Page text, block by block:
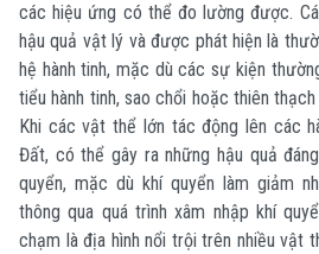
các hiệu ứng có thể đo lường được.
hậu quả vật lý và được phát hiện là
hệ hành tinh, mặc dù các sự kiện
tiểu hành tinh, sao chổi hoặc thiên
Khi các vật thể lớn tác động lên các
Đất, có thể gây ra những hậu quả
quyển, mặc dù khí quyển làm giảm
thông qua quá trình xâm nhập khí
chạm là địa hình nổi trội trên nhiều vật